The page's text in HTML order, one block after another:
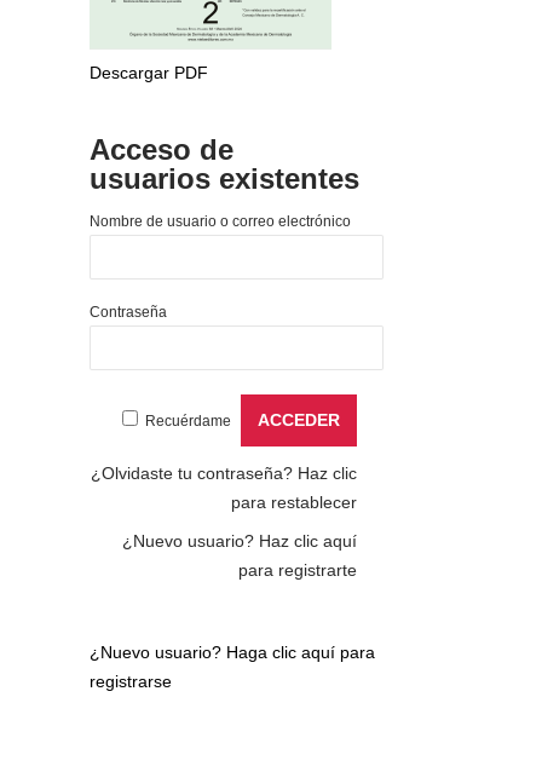
Descargar PDF
Acceso de
usuarios existentes
Nombre de usuario o correo electrónico
Contraseña
Recuérdame
¿Olvidaste tu contraseña? Haz clic
para restablecer
¿Nuevo usuario? Haz clic aquí
para registrarte
¿Nuevo usuario? Haga clic aquí para
registrarse